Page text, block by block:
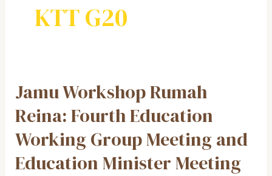
KTT G20
Jamu Workshop Rumah
Reina: Fourth Education
Working Group Meeting and
Education Minister Meeting